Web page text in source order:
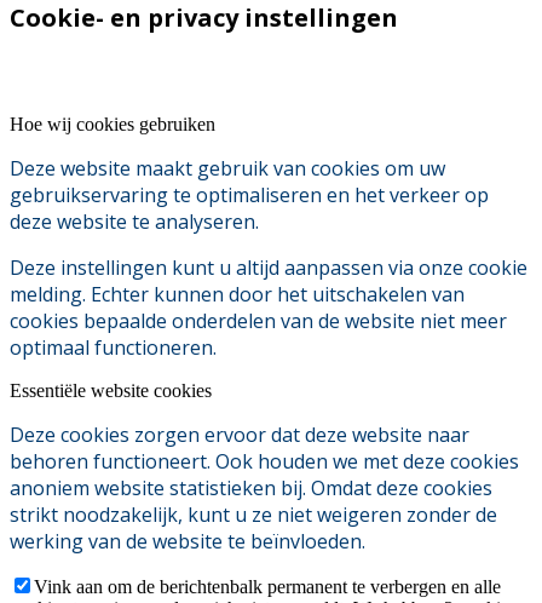
Cookie- en privacy instellingen
Hoe wij cookies gebruiken
Deze website maakt gebruik van cookies om uw
gebruikservaring te optimaliseren en het verkeer op
deze website te analyseren.
Deze instellingen kunt u altijd aanpassen via onze cookie
melding. Echter kunnen door het uitschakelen van
cookies bepaalde onderdelen van de website niet meer
optimaal functioneren.
Essentiële website cookies
Deze cookies zorgen ervoor dat deze website naar
behoren functioneert. Ook houden we met deze cookies
anoniem website statistieken bij. Omdat deze cookies
strikt noodzakelijk, kunt u ze niet weigeren zonder de
werking van de website te beïnvloeden.
Vink aan om de berichtenbalk permanent te verbergen en alle